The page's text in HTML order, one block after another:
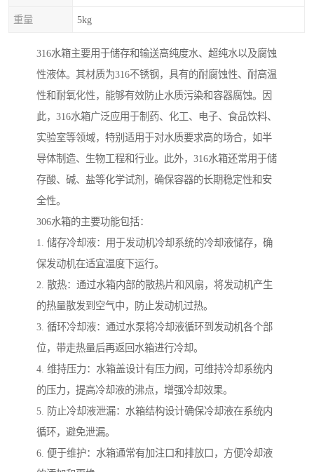
重量 5kg
316水箱主要用于储存和输送高纯度水、超纯水以及腐蚀
性液体。其材质为316不锈钢，具有的耐腐蚀性、耐高温
性和耐氧化性，能够有效防止水质污染和容器腐蚀。因
此，316水箱广泛应用于制药、化工、电子、食品饮料、
实验室等领域，特别适用于对水质要求高的场合，如半
导体制造、生物工程和行业。此外，316水箱还常用于储
存酸、碱、盐等化学试剂，确保容器的长期稳定性和安
全性。
306水箱的主要功能包括：
1. 储存冷却液：用于发动机冷却系统的冷却液储存，确
保发动机在适宜温度下运行。
2. 散热：通过水箱内部的散热片和风扇，将发动机产生
的热量散发到空气中，防止发动机过热。
3. 循环冷却液：通过水泵将冷却液循环到发动机各个部
位，带走热量后再返回水箱进行冷却。
4. 维持压力：水箱盖设计有压力阀，可维持冷却系统内
的压力，提高冷却液的沸点，增强冷却效果。
5. 防止冷却液泄漏：水箱结构设计确保冷却液在系统内
循环，避免泄漏。
6. 便于维护：水箱通常有加注口和排放口，方便冷却液